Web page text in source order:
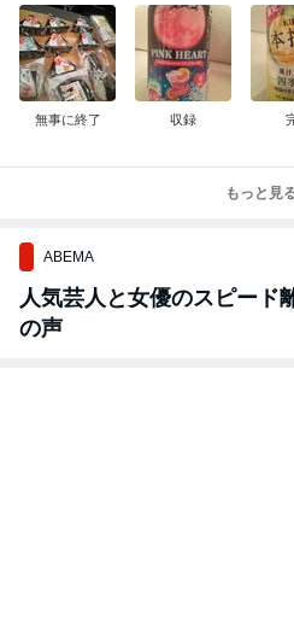
無事に終了 収録
もっと見
ABEMA
人気芸人と女優のスピード
の声